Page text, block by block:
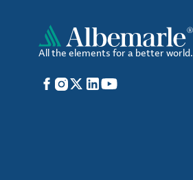
All the elements for a better world.
Facebook
Instagram
X LinkedIn
YouTube